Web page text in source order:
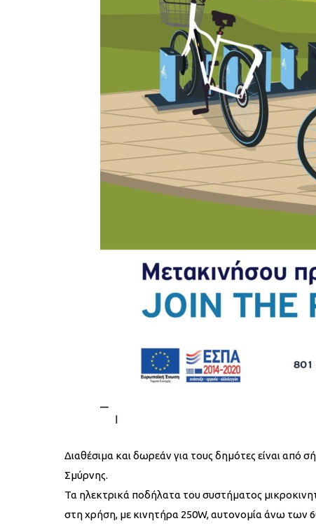
Διαθέσιμα και δωρεάν για τους δημότες είναι από
Σμύρνης.
Τα ηλεκτρικά ποδήλατα του συστήματος
στη χρήση, με κινητήρα 250W, αυτονομία άνω